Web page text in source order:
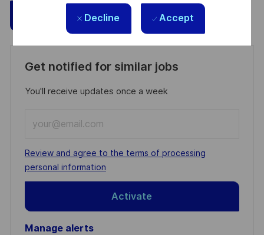
Decline Accept
Save
Get notified for similar jobs
You'll receive updates once a week
Email
address
(Required)
Required
Review and agree to the terms of processing
personal information
Activate
Manage alerts